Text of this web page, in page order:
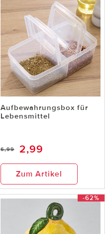
Aufbewahrungsbox für
Lebensmittel
6,99 2,99
Zum Artikel
-62%